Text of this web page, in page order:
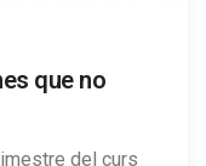
que no
del curs